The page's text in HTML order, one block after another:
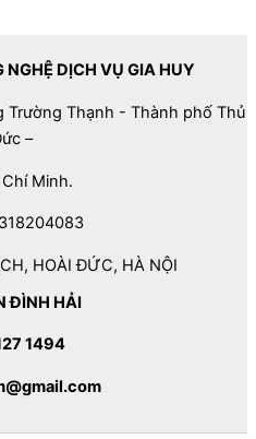
NGHỆ DỊCH VỤ GIA HUY
Trường Thạnh - Thành phố Thủ
–
Minh.
HOÀI ĐỨC, HÀ NỘI
ĐÌNH HẢI
1494